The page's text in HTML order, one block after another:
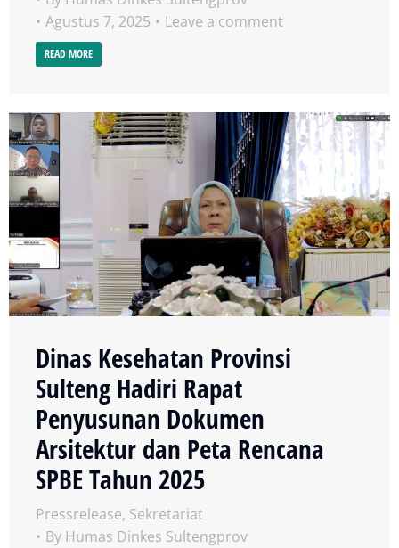
Agustus 7, 2025
Leave a comment
READ MORE
Dinas Kesehatan Provinsi
Sulteng Hadiri Rapat
Penyusunan Dokumen
Arsitektur dan Peta Rencana
SPBE Tahun 2025
Pressrelease, Sekretariat
By Humas Dinkes Sultengprov